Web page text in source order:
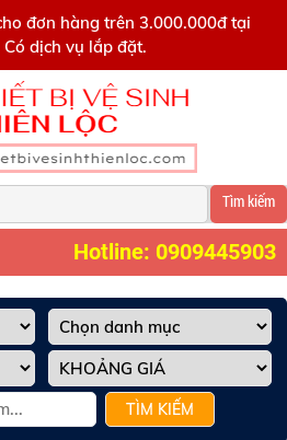
đơn hàng trên 3.000.000đ tại
Có dịch vụ lắp đặt.
Tìm kiếm
Hotline: 0909445903
TÌM KIẾM